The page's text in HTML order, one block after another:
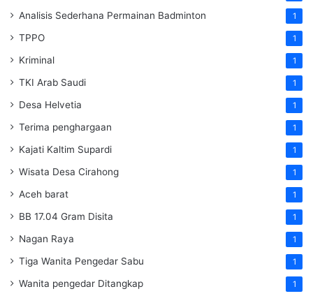
Analisis Sederhana Permainan Badminton 1
TPPO 1
Kriminal 1
TKI Arab Saudi 1
Desa Helvetia 1
Terima penghargaan 1
Kajati Kaltim Supardi 1
Wisata Desa Cirahong 1
Aceh barat 1
BB 17.04 Gram Disita 1
Nagan Raya 1
Tiga Wanita Pengedar Sabu 1
Wanita pengedar Ditangkap 1